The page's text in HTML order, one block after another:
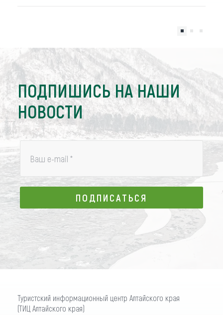
ПОДПИШИСЬ НА НАШИ
НОВОСТИ
Ваш e-mail *
ПОДПИСАТЬСЯ
ПОДПИСАТЬСЯ
Туристский информационный центр Алтайского края
(ТИЦ Алтайского края)